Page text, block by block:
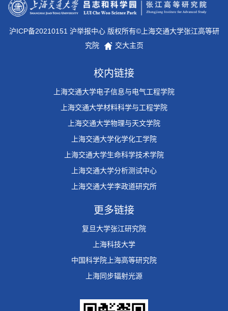
沪ICP备20210151 沪举报中心 版权所有©上海交通大学张江高等研
究院
交大主页
校内链接
上海交通大学电子信息与电气工程学院
上海交通大学材料科学与工程学院
上海交通大学物理与天文学院
上海交通大学化学化工学院
上海交通大学生命科学技术学院
上海交通大学分析测试中心
上海交通大学李政道研究所
更多链接
复旦大学张江研究院
上海科技大学
中国科学院上海高等研究院
上海同步辐射光源